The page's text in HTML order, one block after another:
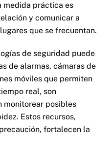
medida práctica es
y comunicar a
que se frecuentan.
de seguridad puede
de alarmas, cámaras de
móviles que permiten
real, son
monitorear posibles
Estos recursos,
fortalecen la